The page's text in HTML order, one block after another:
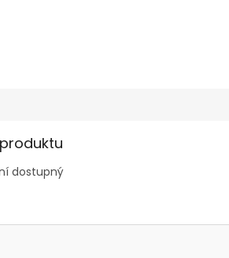
dostupný